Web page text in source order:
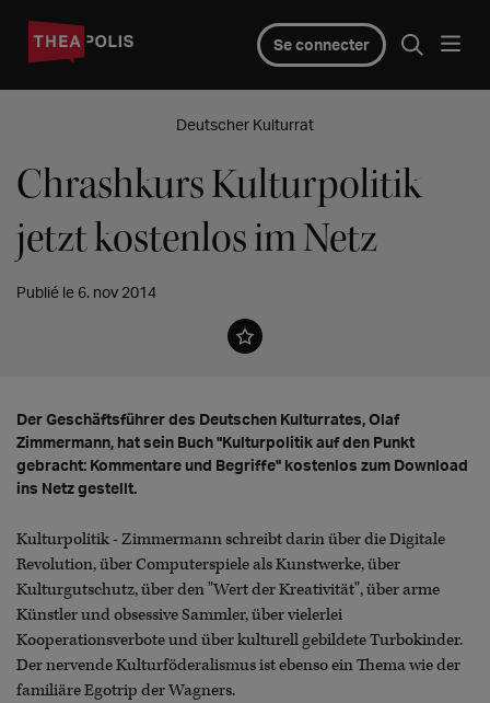
Se connecter
Deutscher Kulturrat
Chrashkurs Kulturpolitik
jetzt kostenlos im Netz
Publié le 6. nov 2014
Der Geschäftsführer des Deutschen Kulturrates, Olaf
Zimmermann, hat sein Buch "Kulturpolitik auf den Punkt
gebracht: Kommentare und Begriffe" kostenlos zum Download
ins Netz gestellt.
Kulturpolitik - Zimmermann schreibt darin über die Digitale
Revolution, über Computerspiele als Kunstwerke, über
Kulturgutschutz, über den "Wert der Kreativität", über arme
Künstler und obsessive Sammler, über vielerlei
Kooperationsverbote und über kulturell gebildete Turbokinder.
Der nervende Kulturföderalismus ist ebenso ein Thema wie der
familiäre Egotrip der Wagners.